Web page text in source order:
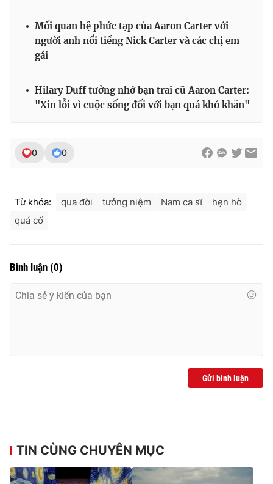
Mối quan hệ phức tạp của Aaron Carter với
người anh nổi tiếng Nick Carter và các chị em
gái
Hilary Duff tưởng nhớ bạn trai cũ Aaron Carter:
"Xin lỗi vì cuộc sống đối với bạn quá khó khăn"
0 0
Từ khóa: qua đời tưởng niệm Nam ca sĩ
hẹn hò
quá cố
Bình luận (0)
Gửi bình luận
TIN CÙNG CHUYÊN MỤC